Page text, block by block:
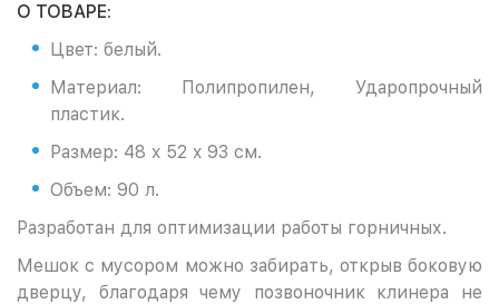
О ТОВАРЕ:
Цвет: белый.
Материал: Полипропилен, Ударопрочный
пластик.
Размер: 48 x 52 x 93 см.
Объем: 90 л.
Разработан для оптимизации работы горничных.
Мешок с мусором можно забирать, открыв боковую
дверцу, благодаря чему позвоночник клинера не